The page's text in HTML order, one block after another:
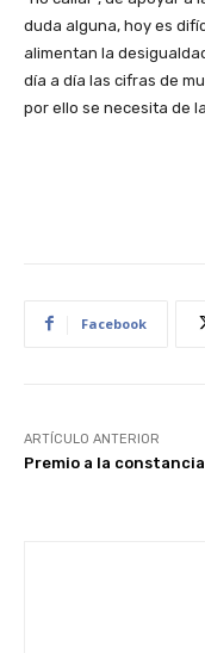
duda alguna, hoy es
alimentan la
día a día las cifras de
por ello se necesita de
Facebook
ARTÍCULO ANTERIOR
Premio a la constancia